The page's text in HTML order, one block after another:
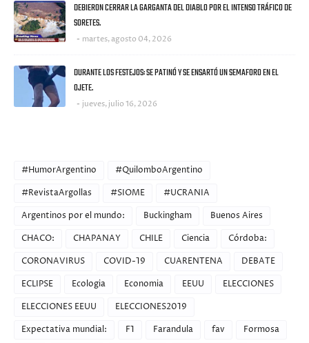
DEBIERON CERRAR LA GARGANTA DEL DIABLO POR EL INTENSO TRÁFICO DE
SORETES.
martes, agosto 04, 2026
DURANTE LOS FESTEJOS: SE PATINÓ Y SE ENSARTÓ UN SEMAFORO EN EL
OJETE.
jueves, julio 16, 2026
#HumorArgentino
#QuilomboArgentino
#RevistaArgollas
#SIOME
#UCRANIA
Argentinos por el mundo:
Buckingham
Buenos Aires
CHACO:
CHAPANAY CHILE Ciencia
Córdoba:
CORONAVIRUS
COVID-19 CUARENTENA
DEBATE
ECLIPSE
Ecologia Economia EEUU
ELECCIONES
ELECCIONES EEUU
ELECCIONES2019
Expectativa mundial:
F1 Farandula fav
Formosa